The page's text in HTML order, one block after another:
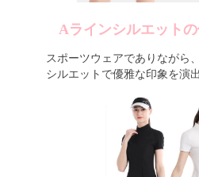
Aラインシルエット
スポーツウェアでありながら
シルエットで優雅な印象を演出